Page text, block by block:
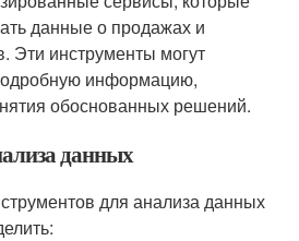
данные о продажах и
Эти инструменты могут
информацию,
обоснованных решений.
данных
для анализа данных